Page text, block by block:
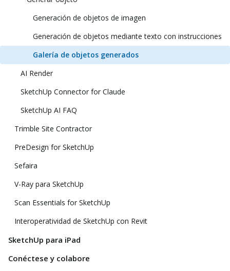
Generación de objetos de imagen
Generación de objetos mediante texto con instrucciones
Galería de objetos generados
AI Render
SketchUp Connector for Claude
SketchUp AI FAQ
Trimble Site Contractor
PreDesign for SketchUp
Sefaira
V-Ray para SketchUp
Scan Essentials for SketchUp
Interoperatividad de SketchUp con Revit
SketchUp para iPad
Conéctese y colabore